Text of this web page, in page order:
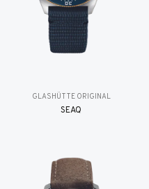
GLASHÜTTE ORIGINAL
SEAQ